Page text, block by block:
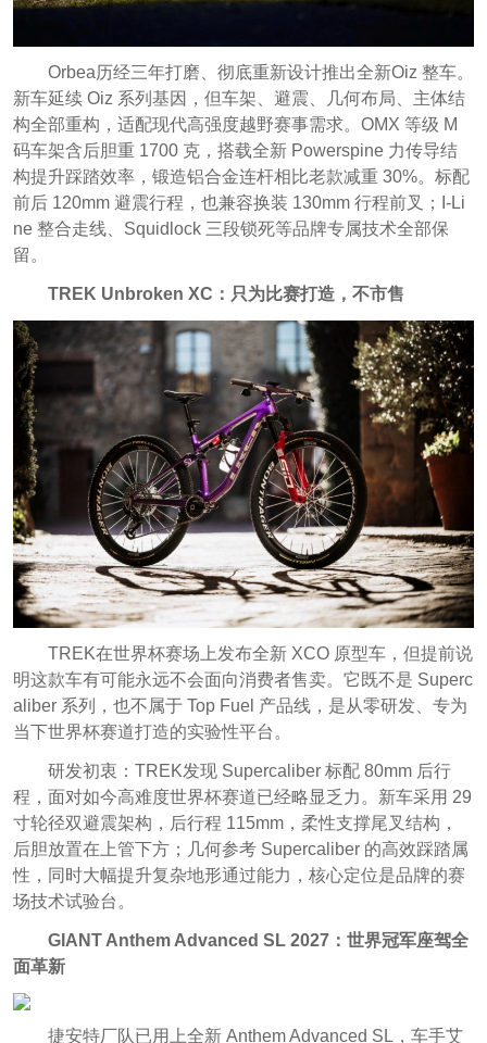
Orbea历经三年打磨、彻底重新设计推出全新Oiz 整车。
新车延续 Oiz 系列基因，但车架、避震、几何布局、主体结
构全部重构，适配现代高强度越野赛事需求。OMX 等级 M
码车架含后胆重 1700 克，搭载全新 Powerspine 力传导结
构提升踩踏效率，锻造铝合金连杆相比老款减重 30%。标配
前后 120mm 避震行程，也兼容换装 130mm 行程前叉；I-Li
ne 整合走线、Squidlock 三段锁死等品牌专属技术全部保
留。
TREK Unbroken XC：只为比赛打造，不市售
TREK在世界杯赛场上发布全新 XCO 原型车，但提前说
明这款车有可能永远不会面向消费者售卖。它既不是 Superc
aliber 系列，也不属于 Top Fuel 产品线，是从零研发、专为
当下世界杯赛道打造的实验性平台。
研发初衷：TREK发现 Supercaliber 标配 80mm 后行
程，面对如今高难度世界杯赛道已经略显乏力。新车采用 29
寸轮径双避震架构，后行程 115mm，柔性支撑尾叉结构，
后胆放置在上管下方；几何参考 Supercaliber 的高效踩踏属
性，同时大幅提升复杂地形通过能力，核心定位是品牌的赛
场技术试验台。
GIANT Anthem Advanced SL 2027：世界冠军座驾全
面革新
捷安特厂队已用上全新 Anthem Advanced SL，车手艾